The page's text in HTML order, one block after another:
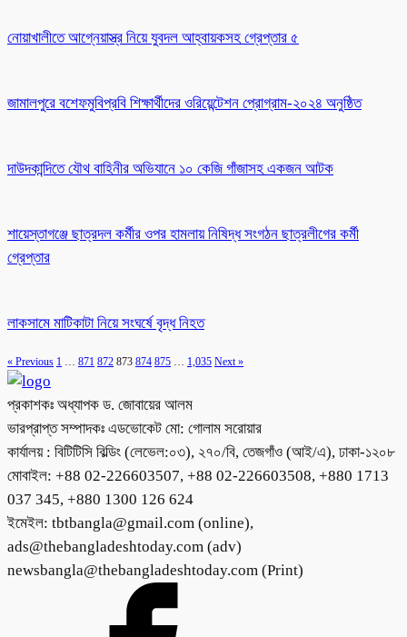
নোয়াখালীতে আগ্নেয়াস্ত্র নিয়ে যুবদল আহ্বায়কসহ গ্রেপ্তার ৫
জামালপুরে বশেফমুবিপ্রবি শিক্ষার্থীদের ওরিয়েন্টেশন প্রোগ্রাম-২০২৪ অনুষ্ঠিত
দাউদকান্দিতে যৌথ বাহিনীর অভিযানে ১০ কেজি গাঁজাসহ একজন আটক
শায়েস্তাগঞ্জে ছাত্রদল কর্মীর ওপর হামলায় নিষিদ্ধ সংগঠন ছাত্রলীগের কর্মী
গ্রেপ্তার
লাকসামে মাটিকাটা নিয়ে সংঘর্ষে বৃদ্ধ নিহত
« Previous 1 871 872 873 874 875 1,035 Next »
প্রকাশকঃ অধ্যাপক ড. জোবায়ের আলম
ভারপ্রাপ্ত সম্পাদকঃ এডভোকেট মো: গোলাম সরোয়ার
কার্যালয় : বিটিটিসি বিল্ডিং (লেভেল:০৩), ২৭০/বি, তেজগাঁও (আই/এ), ঢাকা-১২০৮
মোবাইল: +88 02-226603507, +88 02-226603508, +880 1713
037 345, +880 1300 126 624
ইমেইল: tbtbangla@gmail.com (online),
ads@thebangladeshtoday.com (adv)
newsbangla@thebangladeshtoday.com (Print)